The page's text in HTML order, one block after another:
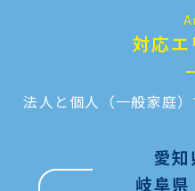
対応エ
法人と個人（一般家庭）
愛知
岐阜県